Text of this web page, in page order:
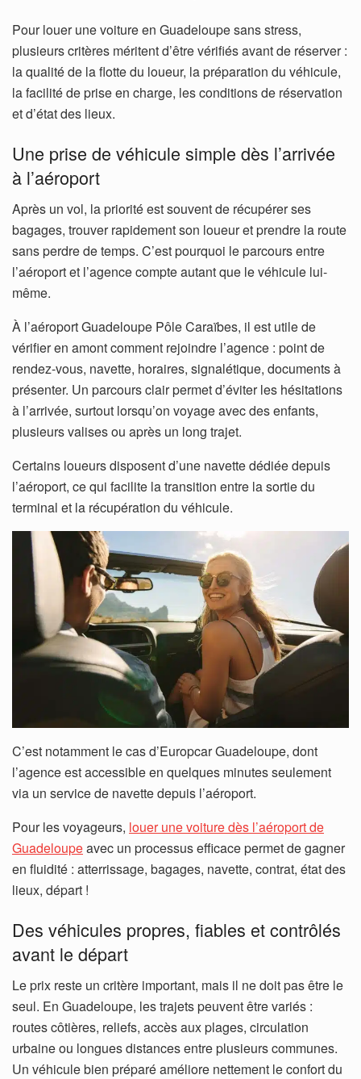
Pour louer une voiture en Guadeloupe sans stress,
plusieurs critères méritent d’être vérifiés avant de réserver :
la qualité de la flotte du loueur, la préparation du véhicule,
la facilité de prise en charge, les conditions de réservation
et d’état des lieux.
Une prise de véhicule simple dès l’arrivée
à l’aéroport
Après un vol, la priorité est souvent de récupérer ses
bagages, trouver rapidement son loueur et prendre la route
sans perdre de temps. C’est pourquoi le parcours entre
l’aéroport et l’agence compte autant que le véhicule lui-
même.
À l’aéroport Guadeloupe Pôle Caraïbes, il est utile de
vérifier en amont comment rejoindre l’agence : point de
rendez-vous, navette, horaires, signalétique, documents à
présenter. Un parcours clair permet d’éviter les hésitations
à l’arrivée, surtout lorsqu’on voyage avec des enfants,
plusieurs valises ou après un long trajet.
Certains loueurs disposent d’une navette dédiée depuis
l’aéroport, ce qui facilite la transition entre la sortie du
terminal et la récupération du véhicule.
C’est notamment le cas d’Europcar Guadeloupe, dont
l’agence est accessible en quelques minutes seulement
via un service de navette depuis l’aéroport.
Pour les voyageurs, louer une voiture dès l’aéroport de
Guadeloupeavec un processus efficace permet de gagner
en fluidité : atterrissage, bagages, navette, contrat, état des
lieux, départ !
Des véhicules propres, fiables et contrôlés
avant le départ
Le prix reste un critère important, mais il ne doit pas être le
seul. En Guadeloupe, les trajets peuvent être variés :
routes côtières, reliefs, accès aux plages, circulation
urbaine ou longues distances entre plusieurs communes.
Un véhicule bien préparé améliore nettement le confort du